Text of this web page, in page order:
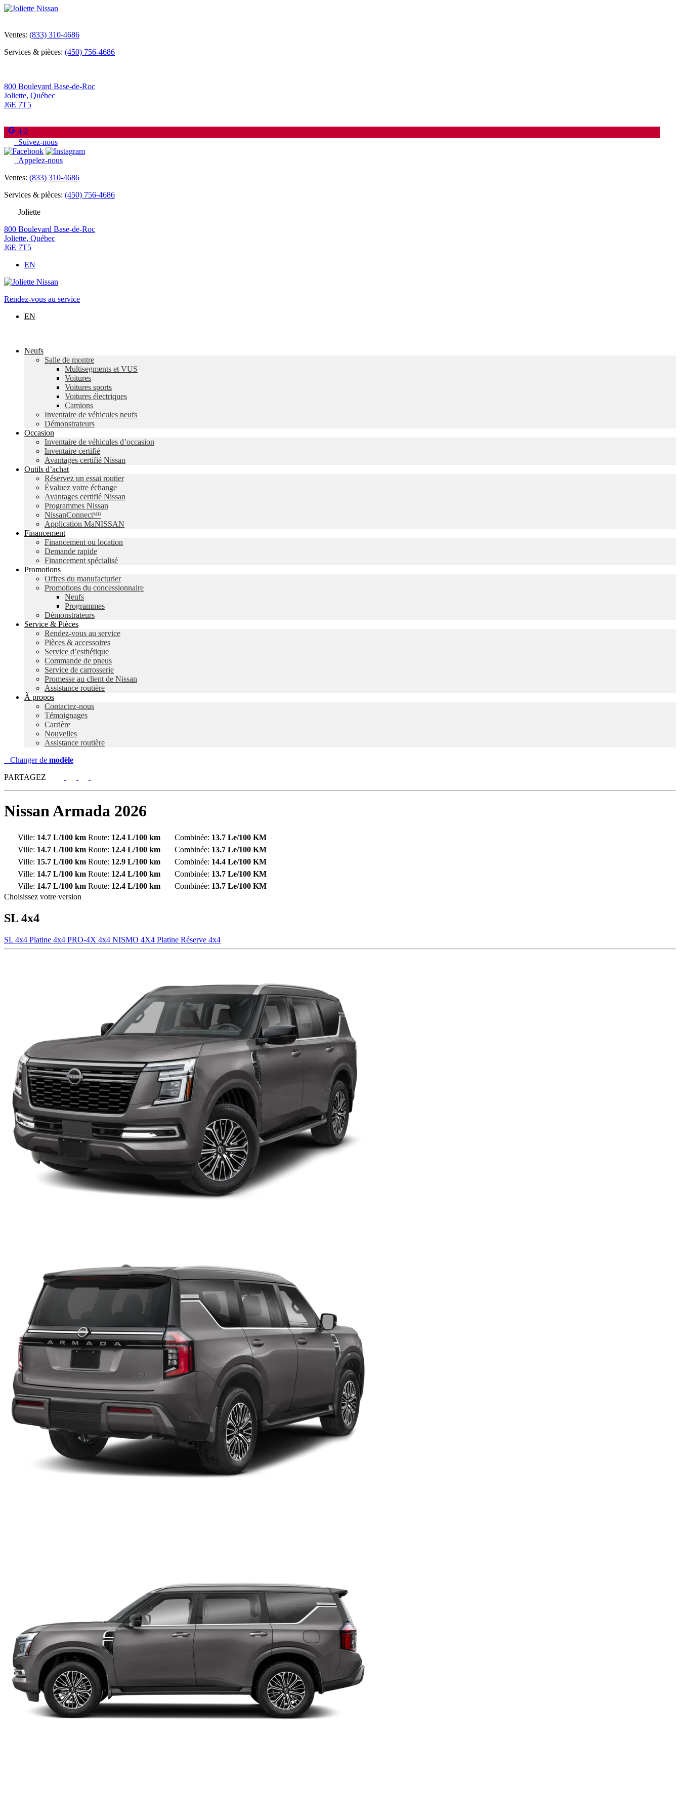
Ventes: (833) 310-4686
Services & pièces: (450) 756-4686
800 Boulevard Base-de-Roc
Joliette, Québec
J6E 7T5
4.2
Suivez-nous
Appelez-nous
Ventes: (833) 310-4686
Services & pièces: (450) 756-4686
Joliette
800 Boulevard Base-de-Roc
Joliette, Québec
J6E 7T5
EN
Rendez-vous au service
EN
Neufs
Salle de montre
Multisegments et VUS
Voitures
Voitures sports
Voitures électriques
Camions
Inventaire de véhicules neufs
Démonstrateurs
Occasion
Inventaire de véhicules d’occasion
Inventaire certifié
Avantages certifié Nissan
Outils d’achat
Réservez un essai routier
Évaluez votre échange
Avantages certifié Nissan
Programmes Nissan
NissanConnectᴹᴰ
Application MaNISSAN
Financement
Financement ou location
Demande rapide
Financement spécialisé
Promotions
Offres du manufacturier
Promotions du concessionnaire
Neufs
Programmes
Démonstrateurs
Service & Pièces
Rendez-vous au service
Pièces & accessoires
Service d’esthétique
Commande de pneus
Service de carrosserie
Promesse au client de Nissan
Assistance routière
À propos
Contactez-nous
Témoignages
Carrière
Nouvelles
Assistance routière
Changer de modèle
PARTAGEZ
NissanArmada 2026
Ville: 14.7 L/100 km Route: 12.4 L/100 km Combinée: 13.7 Le/100 KM
Ville: 14.7 L/100 km Route: 12.4 L/100 km Combinée: 13.7 Le/100 KM
Ville: 15.7 L/100 km Route: 12.9 L/100 km Combinée: 14.4 Le/100 KM
Ville: 14.7 L/100 km Route: 12.4 L/100 km Combinée: 13.7 Le/100 KM
Ville: 14.7 L/100 km Route: 12.4 L/100 km Combinée: 13.7 Le/100 KM
Choisissez votre version
SL 4x4
SL 4x4 Platine 4x4 PRO-4X 4x4 NISMO 4X4 Platine Réserve 4x4